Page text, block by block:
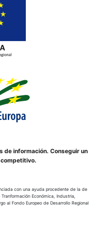
de información. Conseguir un
con una ayuda procedente de la de
Económica, Industria,
al Fondo Europeo de Desarrollo Regional